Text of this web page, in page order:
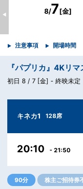
8/7[金]
◀
注意事項 開場時間
『パプリカ』4Kリマ
初日 8 / 7 [金] - 終映未定
キネカ1 128席
20:10 - 21:50
90分 株主ご招待券